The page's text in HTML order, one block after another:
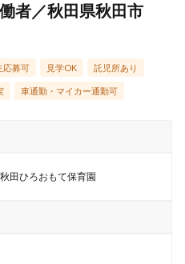
者／秋田県秋田市
応募可 見学OK 託児所あり
車通勤・マイカー通勤可
田ひろおもて保育園